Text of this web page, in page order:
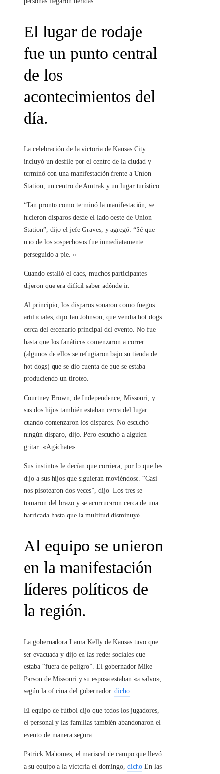
El lugar de rodaje
fue un punto central
de los
acontecimientos del
día.
La celebración de la victoria de Kansas City
incluyó un desfile por el centro de la ciudad y
terminó con una manifestación frente a Union
Station, un centro de Amtrak y un lugar turístico.
“Tan pronto como terminó la manifestación, se
hicieron disparos desde el lado oeste de Union
Station”, dijo el jefe Graves, y agregó: “Sé que
uno de los sospechosos fue inmediatamente
perseguido a pie. »
Cuando estalló el caos, muchos participantes
dijeron que era difícil saber adónde ir.
Al principio, los disparos sonaron como fuegos
artificiales, dijo Ian Johnson, que vendía hot dogs
cerca del escenario principal del evento. No fue
hasta que los fanáticos comenzaron a correr
(algunos de ellos se refugiaron bajo su tienda de
hot dogs) que se dio cuenta de que se estaba
produciendo un tiroteo.
Courtney Brown, de Independence, Missouri, y
sus dos hijos también estaban cerca del lugar
cuando comenzaron los disparos. No escuchó
ningún disparo, dijo. Pero escuchó a alguien
gritar: «Agáchate».
Sus instintos le decían que corriera, por lo que les
dijo a sus hijos que siguieran moviéndose. “Casi
nos pisotearon dos veces”, dijo. Los tres se
tomaron del brazo y se acurrucaron cerca de una
barricada hasta que la multitud disminuyó.
Al equipo se unieron
en la manifestación
líderes políticos de
la región.
La gobernadora Laura Kelly de Kansas tuvo que
ser evacuada y dijo en las redes sociales que
estaba “fuera de peligro”. El gobernador Mike
Parson de Missouri y su esposa estaban «a salvo»,
según la oficina del gobernador. dicho
El equipo de fútbol dijo que todos los jugadores,
el personal y las familias también abandonaron el
evento de manera segura.
Patrick Mahomes, el mariscal de campo que llevó
a su equipo a la victoria el domingo, dicho En las